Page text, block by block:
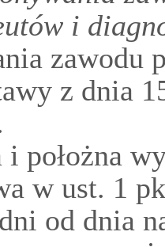
i
zawodu
z dnia
i położna
w ust. 1
od dnia